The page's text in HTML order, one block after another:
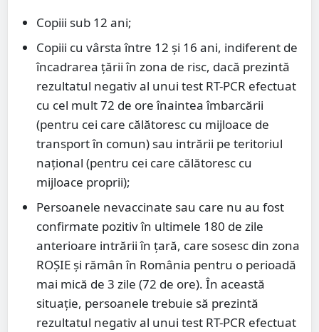
Copiii sub 12 ani;
Copiii cu vârsta între 12 și 16 ani, indiferent de
încadrarea țării în zona de risc, dacă prezintă
rezultatul negativ al unui test RT-PCR efectuat
cu cel mult 72 de ore înaintea îmbarcării
(pentru cei care călătoresc cu mijloace de
transport în comun) sau intrării pe teritoriul
național (pentru cei care călătoresc cu
mijloace proprii);
Persoanele nevaccinate sau care nu au fost
confirmate pozitiv în ultimele 180 de zile
anterioare intrării în țară, care sosesc din zona
ROȘIE și rămân în România pentru o perioadă
mai mică de 3 zile (72 de ore). În această
situație, persoanele trebuie să prezintă
rezultatul negativ al unui test RT-PCR efectuat